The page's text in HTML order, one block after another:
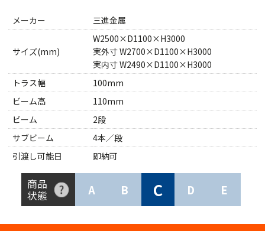
メーカー 三進金属
サイズ(mm)
W2500×D1100×H3000
実外寸 W2700×D1100×H3000
実内寸 W2490×D1100×H3000
トラス幅
100mm
ビーム高
110mm
ビーム
2段
サブビーム
4本／段
引渡し可能日
即納可
商品
状態
A B C D E